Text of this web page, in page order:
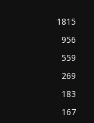
1815
956
559
269
183
167